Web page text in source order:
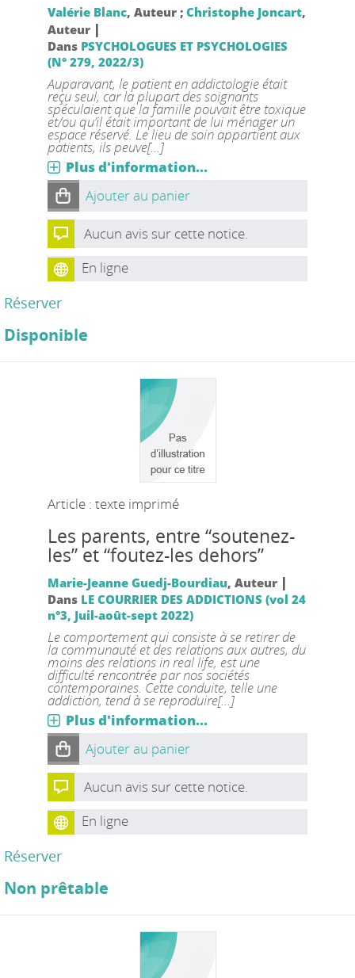
Valérie Blanc, Auteur ; Christophe Joncart,
Auteur |
Dans PSYCHOLOGUES ET PSYCHOLOGIES
(N° 279, 2022/3)
Auparavant, le patient en addictologie était
reçu seul, car la plupart des soignants
spéculaient que la famille pouvait être toxique
et/ou qu’il était important de lui ménager un
espace réservé. Le lieu de soin appartient aux
patients, ils peuve[...]
Plus d'information...
Ajouter au panier
Aucun avis sur cette notice.
En ligne
Réserver
Disponible
Article : texte imprimé
Les parents, entre “soutenez-
les” et “foutez-les dehors”
Marie-Jeanne Guedj-Bourdiau, Auteur |
Dans LE COURRIER DES ADDICTIONS (vol 24
n°3, Juil-août-sept 2022)
Le comportement qui consiste à se retirer de
la communauté et des relations aux autres, du
moins des relations in real life, est une
difficulté rencontrée par nos sociétés
contemporaines. Cette conduite, telle une
addiction, tend à se reproduire[...]
Plus d'information...
Ajouter au panier
Aucun avis sur cette notice.
En ligne
Réserver
Non prêtable